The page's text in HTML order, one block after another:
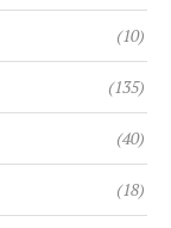
(10)
(135)
(40)
(18)